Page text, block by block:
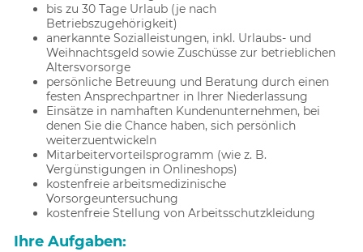
bis zu 30 Tage Urlaub (je nach
Betriebszugehörigkeit)
anerkannte Sozialleistungen, inkl. Urlaubs- und
Weihnachtsgeld sowie Zuschüsse zur betrieblichen
Altersvorsorge
persönliche Betreuung und Beratung durch einen
festen Ansprechpartner in Ihrer Niederlassung
Einsätze in namhaften Kundenunternehmen, bei
denen Sie die Chance haben, sich persönlich
weiterzuentwickeln
Mitarbeitervorteilsprogramm (wie z. B.
Vergünstigungen in Onlineshops)
kostenfreie arbeitsmedizinische
Vorsorgeuntersuchung
kostenfreie Stellung von Arbeitsschutzkleidung
Ihre Aufgaben: